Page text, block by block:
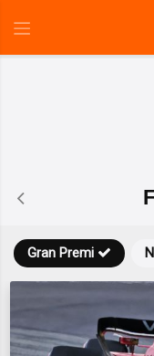
Gran Premi